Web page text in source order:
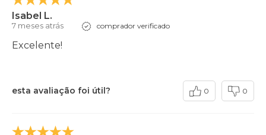
Isabel L.
7 meses atrás comprador verificado
Excelente!
esta avaliação foi útil? 0 0